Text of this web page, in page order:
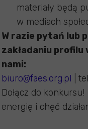
materiały będą
w mediach
W razie pytań lub
zakładaniu profilu
nami:
biuro@faes.org.pl |
Dołącz do
energię i chęć